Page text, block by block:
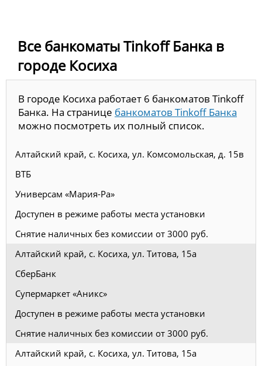
Все банкоматы Tinkoff Банка в
городе Косиха
В городе Косиха работает 6 банкоматов Tinkoff
Банка. На странице банкоматов Tinkoff Банка
можно посмотреть их полный список.
Алтайский край, с. Косиха, ул. Комсомольская, д. 15в
ВТБ
Универсам «Мария-Ра»
Доступен в режиме работы места установки
Снятие наличных без комиссии от 3000 руб.
Алтайский край, с. Косиха, ул. Титова, 15а
СберБанк
Супермаркет «Аникс»
Доступен в режиме работы места установки
Снятие наличных без комиссии от 3000 руб.
Алтайский край, с. Косиха, ул. Титова, 15а